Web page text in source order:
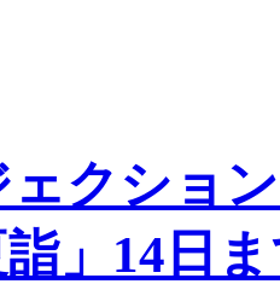
ェクショ
」14日